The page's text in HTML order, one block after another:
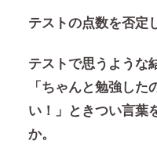
テストの点数を否定
テストで思うような
「ちゃんと勉強した
い！」ときつい言葉
か。